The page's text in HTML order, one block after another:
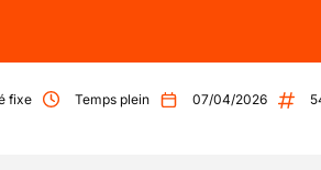
fixe Temps plein 07/04/2026